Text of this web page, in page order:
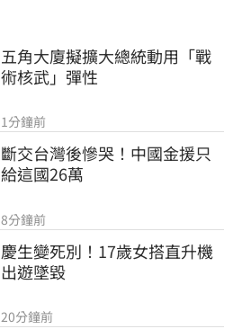
五角大廈擬擴大總統動用「戰
術核武」彈性
1分鐘前
斷交台灣後慘哭！中國金援只
給這國26萬
8分鐘前
慶生變死別！17歲女搭直升機
出遊墜毀
20分鐘前